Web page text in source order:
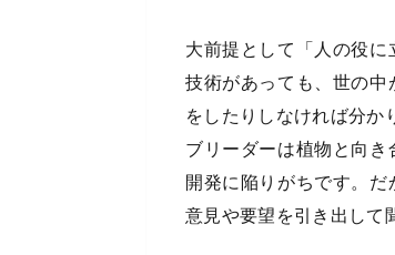
大前提として「人の役
技術があっても、世の
をしたりしなければ分か
ブリーダーは植物と向
開発に陥りがちです。だ
意見や要望を引き出して